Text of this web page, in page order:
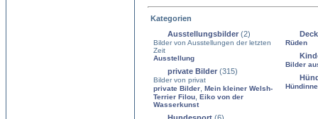
Kategorien
Ausstellungsbilder (2)
Bilder von Ausstellungen der letzten
Zeit
Ausstellung
private Bilder (315)
Bilder von privat
private Bilder Mein kleiner Welsh-
Terrier Filou Eiko von der
Wasserkunst
Rüden
Bilder